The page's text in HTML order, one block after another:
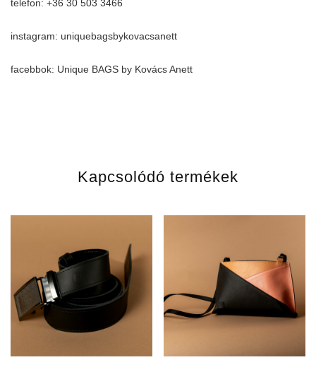
telefon: +36 30 503 3466
instagram: uniquebagsbykovacsanett
facebbok: Unique BAGS by Kovács Anett
Kapcsolódó termékek